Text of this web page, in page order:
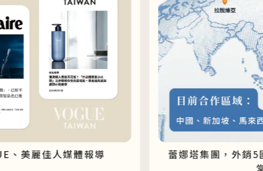
蕾娜塔集團，外銷5國，打造髮品最高殿